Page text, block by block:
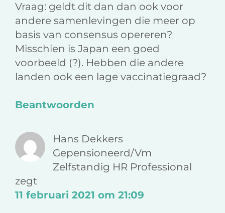
Vraag: geldt dit dan dan ook voor
andere samenlevingen die meer op
basis van consensus opereren?
Misschien is Japan een goed
voorbeeld (?). Hebben die andere
landen ook een lage vaccinatiegraad?
Beantwoorden
Hans Dekkers
Gepensioneerd/Vm
Zelfstandig HR Professional
zegt
11 februari 2021 om 21:09